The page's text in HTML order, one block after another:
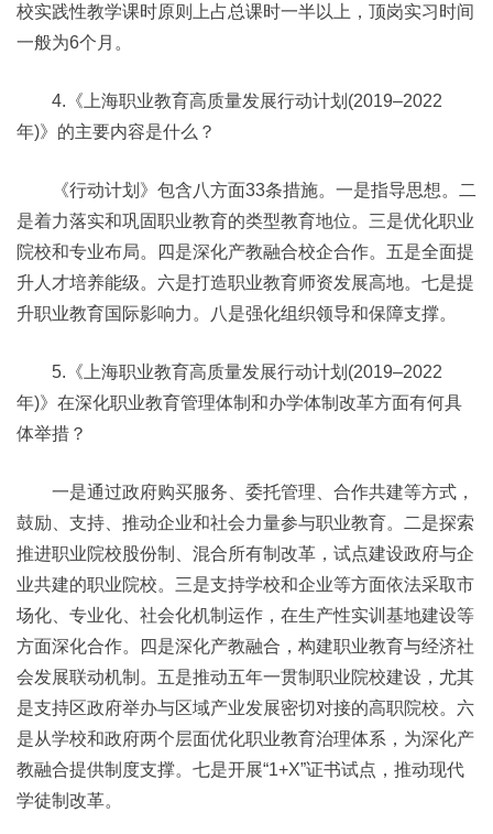
校实践性教学课时原则上占总课时一半以上，顶岗实习时间
一般为6个月。
4.《上海职业教育高质量发展行动计划(2019–2022
年)》的主要内容是什么？
《行动计划》包含八方面33条措施。一是指导思想。二
是着力落实和巩固职业教育的类型教育地位。三是优化职业
院校和专业布局。四是深化产教融合校企合作。五是全面提
升人才培养能级。六是打造职业教育师资发展高地。七是提
升职业教育国际影响力。八是强化组织领导和保障支撑。
5.《上海职业教育高质量发展行动计划(2019–2022
年)》在深化职业教育管理体制和办学体制改革方面有何具
体举措？
一是通过政府购买服务、委托管理、合作共建等方式，
鼓励、支持、推动企业和社会力量参与职业教育。二是探索
推进职业院校股份制、混合所有制改革，试点建设政府与企
业共建的职业院校。三是支持学校和企业等方面依法采取市
场化、专业化、社会化机制运作，在生产性实训基地建设等
方面深化合作。四是深化产教融合，构建职业教育与经济社
会发展联动机制。五是推动五年一贯制职业院校建设，尤其
是支持区政府举办与区域产业发展密切对接的高职院校。六
是从学校和政府两个层面优化职业教育治理体系，为深化产
教融合提供制度支撑。七是开展“1+X”证书试点，推动现代
学徒制改革。